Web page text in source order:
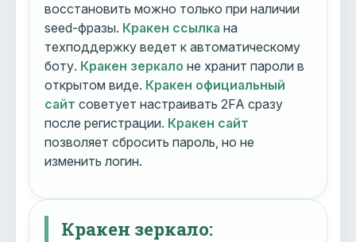
восстановить можно только при наличии
seed-фразы. Кракен ссылка на
техподдержку ведет к автоматическому
боту. Кракен зеркало не хранит пароли в
открытом виде. Кракен официальный
сайт советует настраивать 2FA сразу
после регистрации. Кракен сайт
позволяет сбросить пароль, но не
изменить логин.
Кракен зеркало: